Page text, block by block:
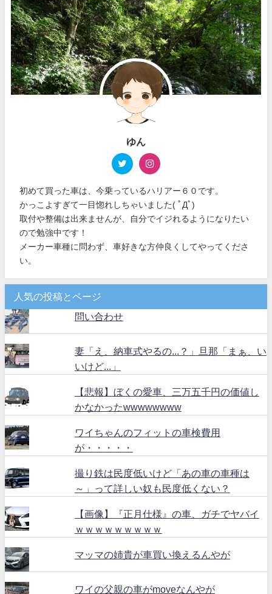
ゆん
初めて買った車は、今乗っているハリアー６０です。
かっこよすぎて一目惚れしちゃいました( ﾟДﾟ)
取付や整備は出来ませんが、自分でイジれるようになりたい
ので勉強中です！
メーカー車種に問わず、車好きな方仲良くしてやってくださ
い。
人気の投稿とページ
問い合わせ
妻「え、納車式やるの...？」旦那「まぁ、い
いけど...」
【悲報】ぼくの愛車、三万五千円の価値し
かなかったwwwwwwww
ワイちゃんのフィットの車検費用
が・・・・・
撮り鉄は民度低いけど「あの車の車種は
～」って詳しい奴も民度低くない？
【画像】『正月仕様』の車、ガチでヤバイ
ｗｗｗｗｗｗｗｗｗ
マッマの姉貴が車買い換えるんやが
ワイの父親の車がmoveなんやが